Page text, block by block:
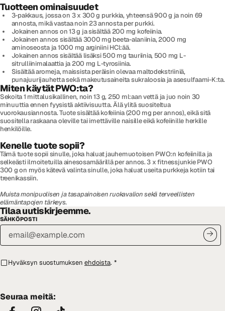
Tuotteen ominaisuudet
3-pakkaus, jossa on 3 x 300 g purkkia, yhteensä 900 g ja noin 69
annosta, mikä vastaa noin 23 annosta per purkki.
Jokainen annos on 13 g ja sisältää 200 mg kofeiinia.
Jokainen annos sisältää 3000 mg beeta-alaniinia, 2000 mg
aminoseosta ja 1000 mg arginiini HCl:ää.
Jokainen annos sisältää lisäksi 500 mg tauriinia, 500 mg L-
sitrulliinimalaattia ja 200 mg L-tyrosiinia.
Sisältää aromeja, maissista peräisin olevaa maltodekstriiniä,
punajuurijauhetta sekä makeutusaineita sukraloosia ja asesulfaami-K:ta.
Miten käytät PWO:ta?
Sekoita 1 mittalusikallinen, noin 13 g, 250 ml:aan vettä ja juo noin 30
minuuttia ennen fyysistä aktiivisuutta. Älä ylitä suositeltua
vuorokausiannosta. Tuote sisältää kofeiinia (200 mg per annos), eikä sitä
suositella raskaana oleville tai imettäville naisille eikä kofeiinille herkille
henkilöille.
Kenelle tuote sopii?
Tämä tuote sopii sinulle, joka haluat jauhemuotoisen PWO:n kofeiinilla ja
selkeästi ilmoitetuilla ainesosamäärillä per annos. 3 x fitnessjunkie PWO
300 g on myös kätevä valinta sinulle, joka haluat useita purkkeja kotiin tai
treenikassiin.
Muista monipuolisen ja tasapainoisen ruokavalion sekä terveellisten
elämäntapojen tärkeys.
Tilaa uutiskirjeemme.
SÄHKÖPOSTI
Hyväksyn suostumuksen ehdoista. *
Seuraa meitä: